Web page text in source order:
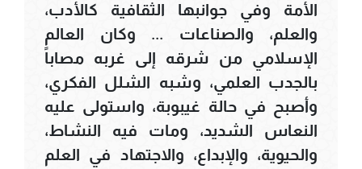
الأمة وفي جوانبها الثقافية كالأدب،
والعلم، والصناعات ... وكان العالم
الإسلامي من شرقه إلى غربه مصاباً
بالجدب العلمي، وشبه الشلل الفكري،
وأصبح في حالة غيبوبة، واستولى عليه
النعاس الشديد، ومات فيه النشاط،
والحيوية، والإبداع، والاجتهاد في العلم